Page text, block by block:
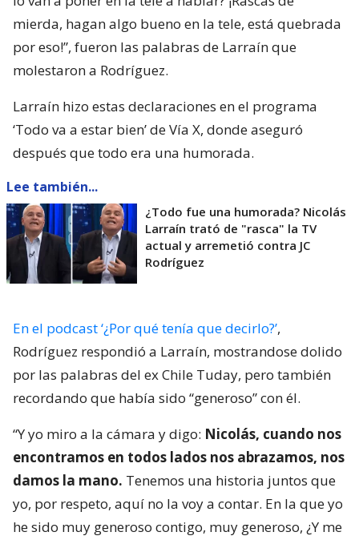
mierda, hagan algo bueno en la tele, está quebrada
por eso!”, fueron las palabras de Larraín que
molestaron a Rodríguez.
Larraín hizo estas declaraciones en el programa
‘Todo va a estar bien’ de Vía X, donde aseguró
después que todo era una humorada.
Lee también...
¿Todo fue una humorada? Nicolás
Larraín trató de "rasca" la TV
actual y arremetió contra JC
Rodríguez
En el podcast ‘¿Por qué tenía que decirlo?’,
Rodríguez respondió a Larraín, mostrandose dolido
por las palabras del ex Chile Tuday, pero también
recordando que había sido “generoso” con él.
“Y yo miro a la cámara y digo: Nicolás, cuando nos
encontramos en todos lados nos abrazamos, nos
damos la mano. Tenemos una historia juntos que
yo, por respeto, aquí no la voy a contar. En la que yo
he sido muy generoso contigo, muy generoso, ¿Y me